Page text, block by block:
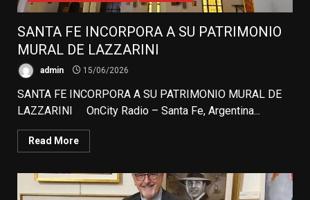
SANTA FE INCORPORA A SU PATRIMONIO
MURAL DE LAZZARINI
admin 15/06/2026
SANTA FE INCORPORA A SU PATRIMONIO MURAL DE
LAZZARINI OnCity Radio – Santa Fe, Argentina...
Read More